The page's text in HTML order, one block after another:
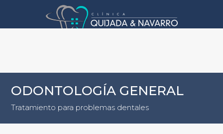
ODONTOLOGÍA GENERAL
Tratamiento para problemas dentales